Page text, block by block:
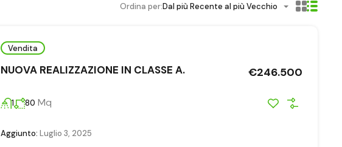
Ordina per:Dal più Recente al più Vecchio
Vendita
NUOVA REALIZZAZIONE IN CLASSE A. €246.500
1 80 Mq
Aggiunto: Luglio 3, 2025